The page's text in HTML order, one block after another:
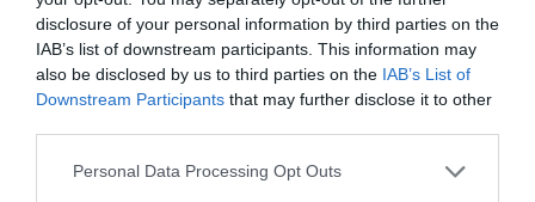
disclosure of your personal information by third parties on the
IAB’s list of downstream participants. This information may
also be disclosed by us to third parties on the IAB’s List of
Downstream Participants that may further disclose it to other
Personal Data Processing Opt Outs
absolument à rien ? À en croire ces experts, ce
Read More